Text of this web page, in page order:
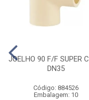
JOELHO 90 F/F SUPER
DN35
Código: 884526
Embalagem: 10